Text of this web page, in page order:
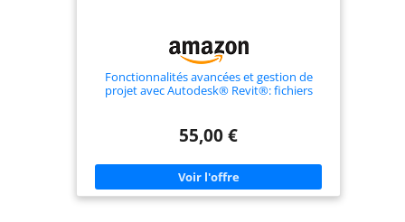
Fonctionnalités avancées et gestion de
projet avec Autodesk® Revit®: fichiers
55,00 €